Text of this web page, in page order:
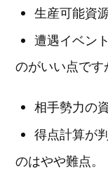
生産可能資
遭遇イベン
のがいい点です
相手勢力の
得点計算が
のはやや難点。